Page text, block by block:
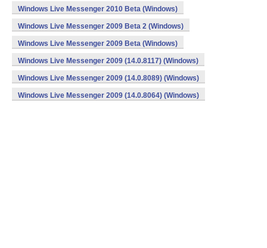
Windows Live Messenger 2010 Beta (Windows)
Windows Live Messenger 2009 Beta 2 (Windows)
Windows Live Messenger 2009 Beta (Windows)
Windows Live Messenger 2009 (14.0.8117) (Windows)
Windows Live Messenger 2009 (14.0.8089) (Windows)
Windows Live Messenger 2009 (14.0.8064) (Windows)